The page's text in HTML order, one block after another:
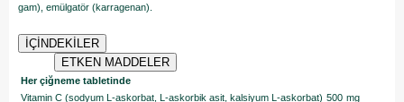
gam), emülgatör (karragenan).
İÇİNDEKİLER
ETKEN MADDELER
Her çiğneme tabletinde
Vitamin C (sodyum L-askorbat, L-askorbik asit, kalsiyum L-askorbat) 500 mg